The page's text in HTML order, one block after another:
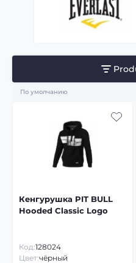
Кенгурушка PIT BULL
Hooded Classic Logo
Код:128024
Цвет:чёрный